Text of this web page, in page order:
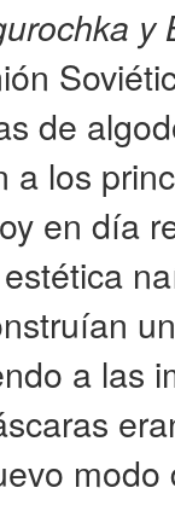
y
de
a los
en día
a las
modo